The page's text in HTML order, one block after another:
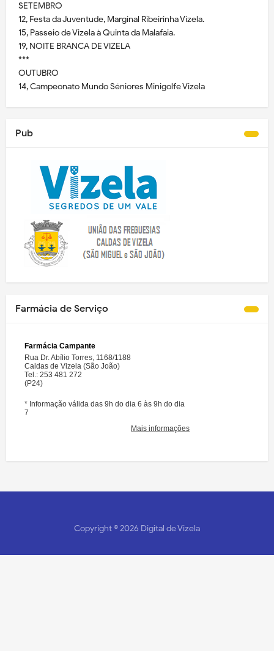
SETEMBRO
12, Festa da Juventude, Marginal Ribeirinha Vizela.
15, Passeio de Vizela à Quinta da Malafaia.
19, NOITE BRANCA DE VIZELA
***
OUTUBRO
14, Campeonato Mundo Séniores Minigolfe Vizela
Pub
Farmácia de Serviço
Copyright ©2026 Digital de Vizela